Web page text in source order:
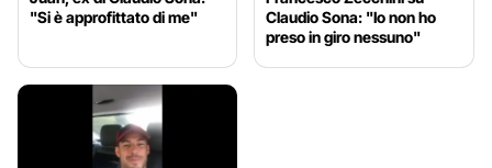
"Si è approfittato di me"
Claudio Sona: "Io non ho
preso in giro nessuno"